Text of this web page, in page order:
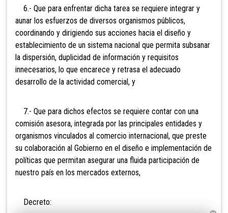
6.- Que para enfrentar dicha tarea se requiere integrar y
aunar los esfuerzos de diversos organismos públicos,
coordinando y dirigiendo sus acciones hacia el diseño y
establecimiento de un sistema nacional que permita subsanar
la dispersión, duplicidad de información y requisitos
innecesarios, lo que encarece y retrasa el adecuado
desarrollo de la actividad comercial, y
7.- Que para dichos efectos se requiere contar con una
comisión asesora, integrada por las principales entidades y
organismos vinculados al comercio internacional, que preste
su colaboración al Gobierno en el diseño e implementación de
políticas que permitan asegurar una fluida participación de
nuestro país en los mercados externos,
Decreto: